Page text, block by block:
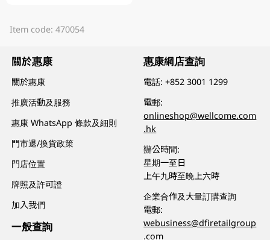
Item code: 470054
關於惠康
關於惠康
推廣活動及服務
惠康 WhatsApp 條款及細則
門市退/換貨政策
門店位置
牌照及許可證
加入我們
一般查詢
惠康網店查詢
電話:+852 3001 1299
電郵:
onlineshop@wellcome.com
.hk
辦公時間:
星期一至日
上午九時至晚上六時
企業合作及大量訂購查詢
電郵:
webusiness@dfiretailgroup
.com